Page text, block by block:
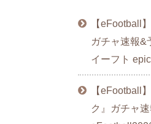
【eFootball
ガチャ速報&
イーフト epic
【eFootball
ク』ガチャ